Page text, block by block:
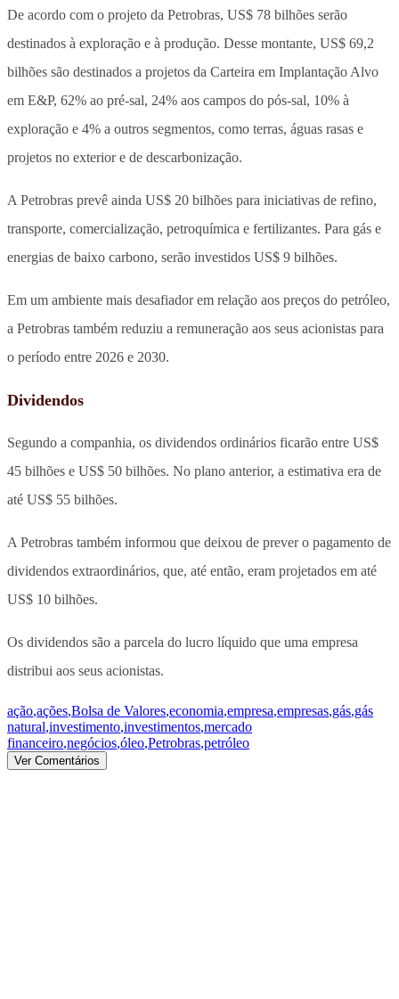
De acordo com o projeto da Petrobras, US$ 78 bilhões serão
destinados à exploração e à produção. Desse montante, US$ 69,2
bilhões são destinados a projetos da Carteira em Implantação Alvo
em E&P, 62% ao pré-sal, 24% aos campos do pós-sal, 10% à
exploração e 4% a outros segmentos, como terras, águas rasas e
projetos no exterior e de descarbonização.
A Petrobras prevê ainda US$ 20 bilhões para iniciativas de refino,
transporte, comercialização, petroquímica e fertilizantes. Para gás e
energias de baixo carbono, serão investidos US$ 9 bilhões.
Em um ambiente mais desafiador em relação aos preços do petróleo,
a Petrobras também reduziu a remuneração aos seus acionistas para
o período entre 2026 e 2030.
Dividendos
Segundo a companhia, os dividendos ordinários ficarão entre US$
45 bilhões e US$ 50 bilhões. No plano anterior, a estimativa era de
até US$ 55 bilhões.
A Petrobras também informou que deixou de prever o pagamento de
dividendos extraordinários, que, até então, eram projetados em até
US$ 10 bilhões.
Os dividendos são a parcela do lucro líquido que uma empresa
distribui aos seus acionistas.
ação,ações,Bolsa de Valores,economia,empresa,empresas,gás,gás
natural,investimento,investimentos,mercado
financeiro,negócios,óleo,Petrobras,petróleo
Ver Comentários